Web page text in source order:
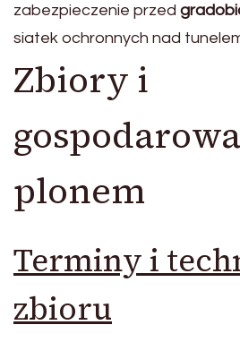
zabezpieczenie przed
siatek ochronnych nad
Zbiory i
plonem
Terminy i
zbioru